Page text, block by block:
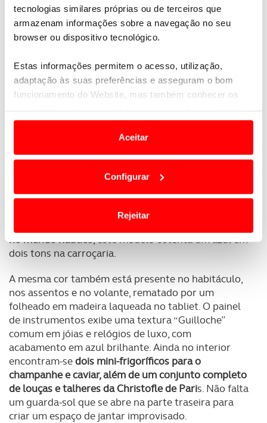
tecnologias similares próprias ou de terceiros que
armazenam informações sobre a navegação no seu
browser ou dispositivo tecnológico.
Estas informações permitem o acesso, utilização,
adaptação às suas preferências e asseguram o bom
funcionamento do Website, mas também conhecer os
e anúncios de modo a promover produtos e/ou serviços.
Em alguns casos, a utilização destas tecnologias
termos e a todo o tempo as suas preferências e limitando
o acesso a informações durante a navegação no
personalizar conteúdos e anúncios, para lhe proporcionar
analisar dados de navegação no nosso website.
Adicionalmente partilhamos informação, relativa à sua
utilização do nosso site de publicidade e de análise, com
parceiros e organizações na UE e em países terceiros.
O ACP garantirá que as transferências internacionais de
dados pessoais serão realizadas apenas com o seu
consentimento e quando tal se afigure estritamente
necessário no contexto dos serviços a prestar.
Aceitar
Configurar
Rejeitar
O Boat Tail do qual apenas foram feitos três
exemplares contou não só com produção
inteiramente artesanal e foi personalizado até ao
, um trabalho que demorou
no mundo náutico, este modelo ostenta um azul em
dois tons na carroçaria.
A mesma cor também está presente no habitáculo,
nos assentos e no volante, rematado por um
folheado em madeira laqueada no tabliet. O painel
de instrumentos exibe uma textura “Guilloche”
comum em jóias e relógios de luxo, com
acabamento em azul brilhante. Ainda no interior
encontram-sedois mini-frigoríficos para o
champanhe e caviar, além de um conjunto completo
de louças e talheres da Christofle de Paris. Não falta
um guarda-sol que se abre na parte traseira para
criar um espaço de jantar improvisado.